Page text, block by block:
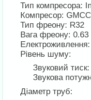
Тип компресора:
Компресор:
Тип фреону: R32
Вага фреону: 0.63
Рівень шуму:
Звуковий
Звукова
Діаметр труб: